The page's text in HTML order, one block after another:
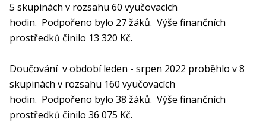
5 skupinách v rozsahu 60 vyučovacích
hodin. Podpořeno bylo 27 žáků. Výše finančních
prostředků činilo 13 320 Kč.
Doučování v období leden - srpen 2022 proběhlo v 8
skupinách v rozsahu 160 vyučovacích
hodin. Podpořeno bylo 38 žáků. Výše finančních
prostředků činilo 36 075 Kč.